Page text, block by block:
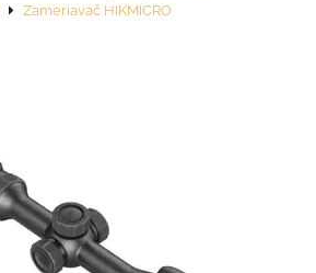
Zameriavač HIKMICRO